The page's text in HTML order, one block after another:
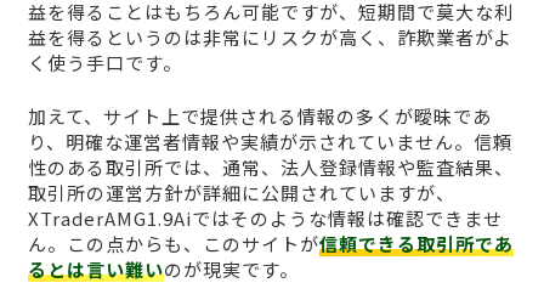
益を得ることはもちろん可能ですが、短期間で莫大な利
益を得るというのは非常にリスクが高く、詐欺業者がよ
く使う手口です。
加えて、サイト上で提供される情報の多くが曖昧であ
り、明確な運営者情報や実績が示されていません。信頼
性のある取引所では、通常、法人登録情報や監査結果、
取引所の運営方針が詳細に公開されていますが、
XTraderAMG1.9Aiではそのような情報は確認できませ
ん。この点からも、このサイトが信頼できる取引所であ
るとは言い難いのが現実です。